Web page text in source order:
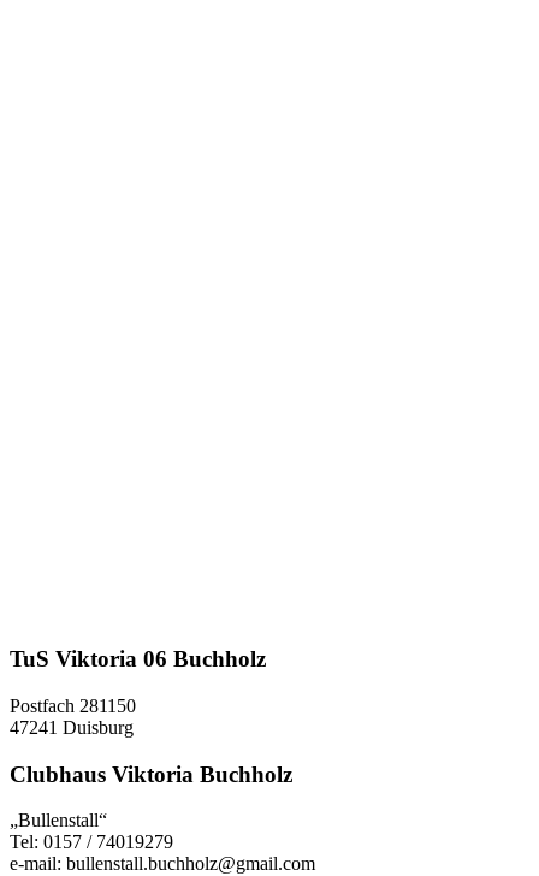
TuS Viktoria 06 Buchholz
Postfach 281150
47241 Duisburg
Clubhaus Viktoria Buchholz
„Bullenstall“
Tel: 0157 / 74019279
e-mail: bullenstall.buchholz@gmail.com